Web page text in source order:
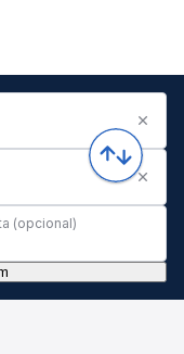
(opcional)